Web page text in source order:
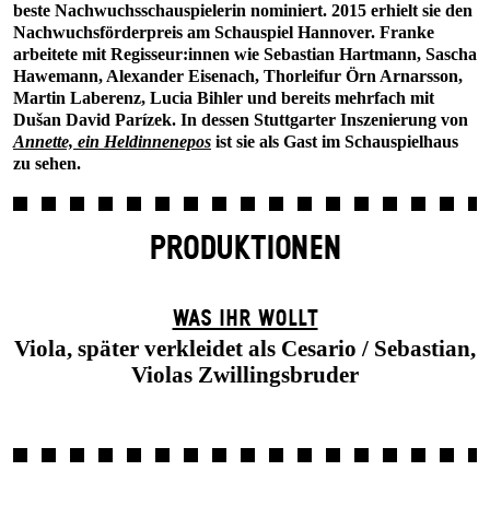
beste Nachwuchsschauspielerin nominiert. 2015 erhielt sie den
Nachwuchsförderpreis am Schauspiel Hannover. Franke
arbeitete mit Regisseur:innen wie Sebastian Hartmann, Sascha
Hawemann, Alexander Eisenach, Thorleifur Örn Arnarsson,
Martin Laberenz, Lucia Bihler und bereits mehrfach mit
Dušan David Parízek. In dessen Stuttgarter Inszenierung von
Annette, ein Heldinnenepos ist sie als Gast im Schauspielhaus
zu sehen.
PRODUKTIONEN
WAS IHR WOLLT
Viola, später verkleidet als Cesario / Sebastian,
Violas Zwillingsbruder